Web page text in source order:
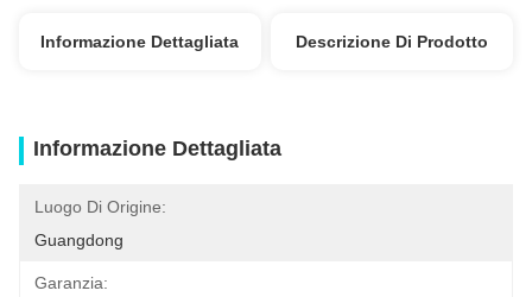
Informazione Dettagliata Descrizione Di Prodotto
Informazione Dettagliata
Luogo Di Origine:
Guangdong
Garanzia: